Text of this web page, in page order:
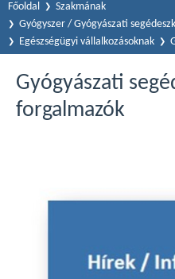
Főoldal
Szakmának
Gyógyszer / Gyógyászati
Egészségügyi vállalkozásoknak
Gyógyászati
forgalmazók